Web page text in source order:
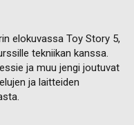
elokuvassa Toy Story 5,
tekniikan kanssa.
ja muu jengi joutuvat
ja laitteiden